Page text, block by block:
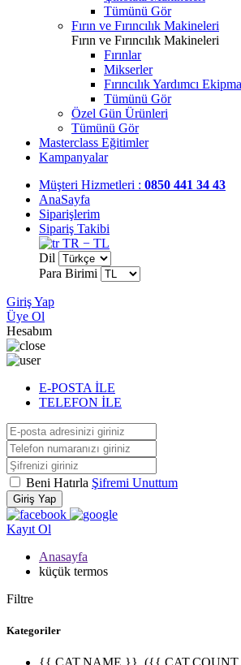
Tümünü Gör
Fırın ve Fırıncılık Makineleri
Fırın ve Fırıncılık Makineleri
Fırınlar
Mikserler
Fırıncılık Yardımcı
Tümünü Gör
Özel Gün Ürünleri
Tümünü Gör
Masterclass Eğitimler
Kampanyalar
Müşteri Hizmetleri : 0850 441 34 43
AnaSayfa
Siparişlerim
Sipariş Takibi
TR − TL
Dil
Para Birimi
Giriş Yap
Üye Ol
Hesabım
E-POSTA İLE
TELEFON İLE
Beni Hatırla Şifremi Unuttum
Giriş Yap
Kayıt Ol
Anasayfa
küçük termos
Filtre
Kategoriler